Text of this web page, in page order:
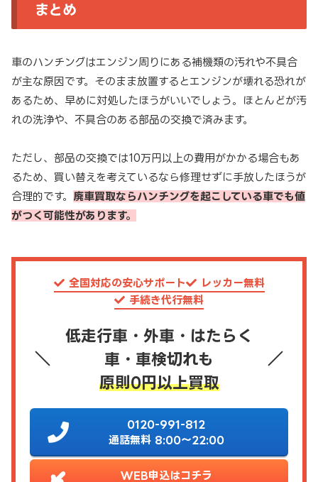
まとめ
車のハンチングはエンジン周りにある補機類の汚れや不具合
が主な原因です。そのまま放置するとエンジンが壊れる恐れが
あるため、早めに対処したほうがいいでしょう。ほとんどが汚
れの洗浄や、不具合のある部品の交換で済みます。
ただし、部品の交換では10万円以上の費用がかかる場合もあ
るため、買い替えを考えているなら修理せずに手放したほうが
合理的です。 廃車買取ならハンチングを起こしている車でも値
がつく可能性があります。
全国対応の安心サポート
レッカー無料
手続き代行無料
低走行車・外車・はたらく
車・車検切れも
原則0円以上買取
0120-991-812
通話無料 8:00～22:00
WEB申込はコチラ